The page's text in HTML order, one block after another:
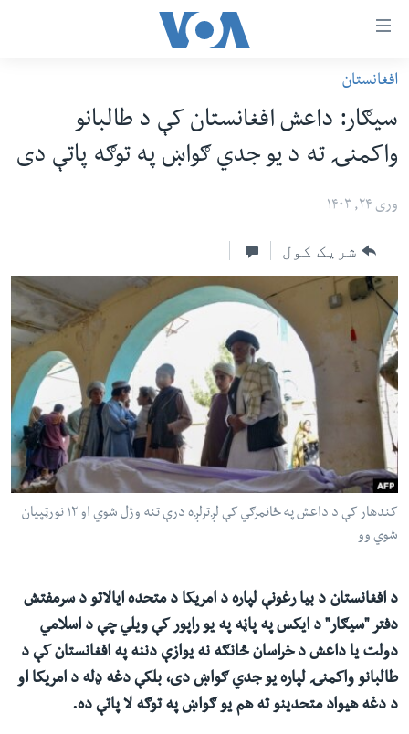
رسي
وړ
اتصالات
متن
شئ
عمومي
لارښود
ته
لاړ
شئ
لټون
ځای
لاړ
افغانستان
سیمه
امریکا
ښځې او نجونې
ځوانان
د بیان ازادي
روغتیا
سرمقاله
له مونږ سره په تماس کې پاتې شئ
ژبې
افغانستان
سیګار: داعش افغانستان کې د طالبانو
واکمنۍ ته د یو جدي ګواښ په توګه پاتې دی
وری ۲۴, ۱۴۰۳
شریک کول
کندهار کې د داعش په ځانمرګي کې لږترلږه درې تنه وژل شوي او ۱۲ نورټپیان
شوي وو
د افغانستان د بیا رغونې لپاره د امریکا د متحده ایالاتو د سرمفتش
دفتر "سیګار" د ایکس په پاڼه په یو راپور کې ویلي چې د اسلامي
دولت یا داعش د خراسان څانګه نه یوازې دننه په افغانستان کې د
طالبانو واکمنۍ لپاره یو جدي ګواښ دی، بلکې دغه ډله د امریکا او
د دغه هیواد متحدینو ته هم یو ګواښ په توګه لا پاتې ده.